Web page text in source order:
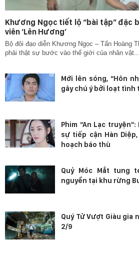
Khương Ngọc tiết lộ “bài tập” đặc
viên ‘Lên Hương’
Bộ đôi đạo diễn Khương Ngọc – Tấn Hoàng
phải thật sự bước vào thế giới của nhân vật...
Mới lên sóng, “Hôn
gây chú ý bởi loạt tình
Phim “An Lạc
sự tiếp cận Hàn
hoạch báo thù
Quỷ Móc Mắt tung
nguyền tại khu rừng
Quý Tử Vượt Giàu gia
2/9